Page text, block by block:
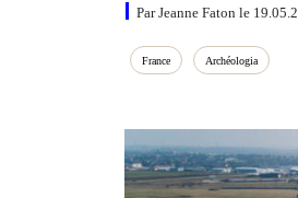
Par Jeanne Faton le
France Archéologia